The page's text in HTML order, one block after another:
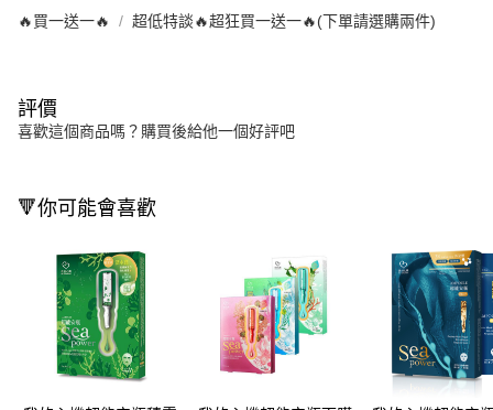
🔥買一送一🔥 超低特談🔥超狂買一送一🔥(下單請選購兩件)
評價
喜歡這個商品嗎？購買後給他一個好評吧
🔻你可能會喜歡